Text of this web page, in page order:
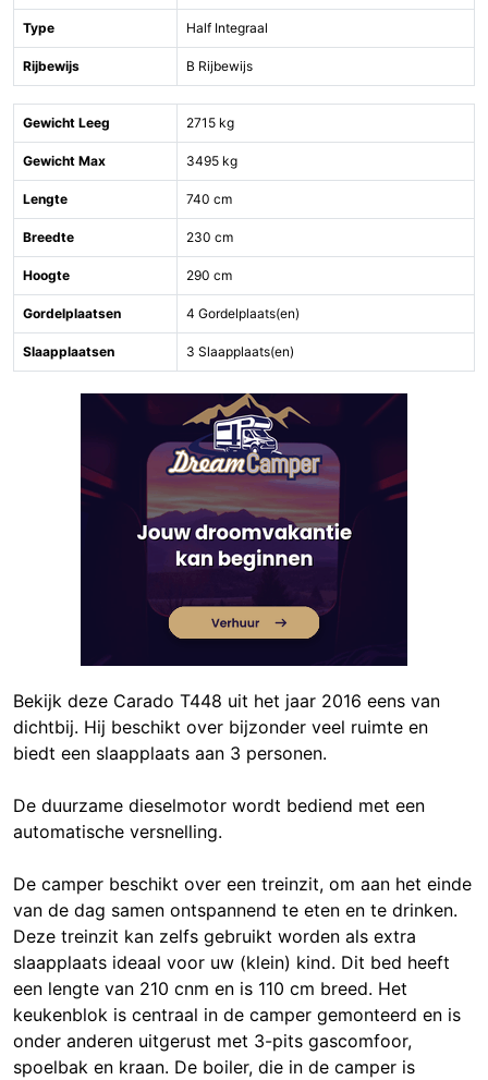
Type Half Integraal
Rijbewijs B Rijbewijs
Gewicht Leeg 2715 kg
Gewicht Max 3495 kg
Lengte 740 cm
Breedte 230 cm
Hoogte 290 cm
Gordelplaatsen 4 Gordelplaats(en)
Slaapplaatsen 3 Slaapplaats(en)
Bekijk deze Carado T448 uit het jaar 2016 eens van
dichtbij. Hij beschikt over bijzonder veel ruimte en
biedt een slaapplaats aan 3 personen.
De duurzame dieselmotor wordt bediend met een
automatische versnelling.
De camper beschikt over een treinzit, om aan het einde
van de dag samen ontspannend te eten en te drinken.
Deze treinzit kan zelfs gebruikt worden als extra
slaapplaats ideaal voor uw (klein) kind. Dit bed heeft
een lengte van 210 cnm en is 110 cm breed. Het
keukenblok is centraal in de camper gemonteerd en is
onder anderen uitgerust met 3-pits gascomfoor,
spoelbak en kraan. De boiler, die in de camper is